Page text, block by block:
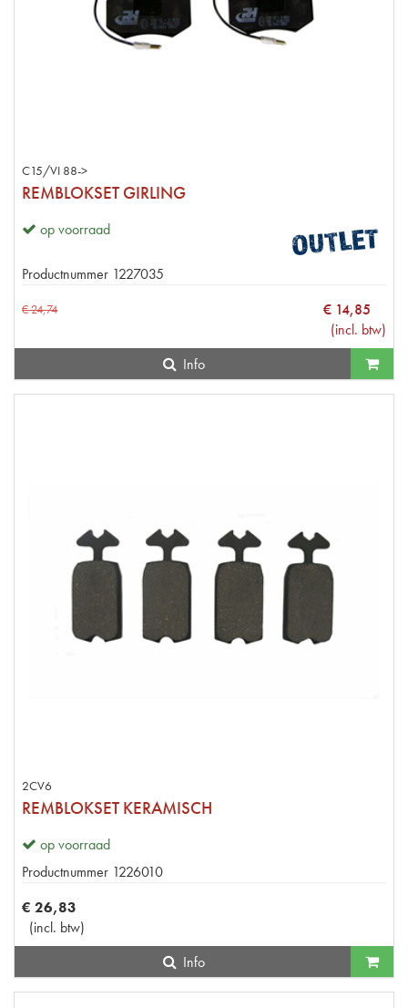
C15/VI 88->
REMBLOKSET GIRLING
op voorraad
Productnummer 1227035
€24,74 € 14,85
(incl. btw)
Info
2CV6
REMBLOKSET KERAMISCH
op voorraad
Productnummer 1226010
€ 26,83
(incl. btw)
Info